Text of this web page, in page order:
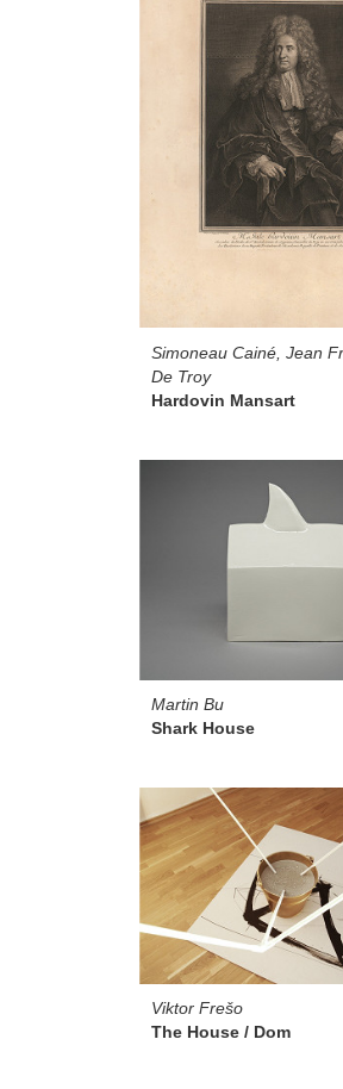
Simoneau Cainé, Jean
De Troy
Hardovin Mansart
Martin Bu
Shark House
Viktor Frešo
The House / Dom